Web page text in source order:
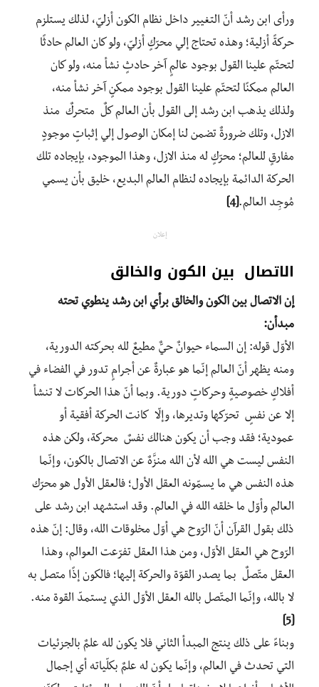
ورأى ابن رشد أنّ التغيير داخل نظام الكون أزليّ، لذلك يستلزم
حركةً أزلية؛ وهذه تحتاج إلي محرّكٍ أزليّ، ولو كان العالم حادثًا
لتحتّم علينا القول بوجود عالمٍ آخر حادثٍ نشأ منه، ولو كان
العالم ممكنًا لتحتّم علينا القول بوجود ممكنٍ آخر نشأ منه،
ولذلك يذهب ابن رشد إلى القول بأن العالم كلٌ متحركٌ منذ
الازل، وتلك ضرورةٌ تضمن لنا إمكان الوصول إلي إثباتٍ موجودٍ
مفارقٍ للعالم؛ محرّكٍ له منذ الازل، وهذا الموجود، بإيجاده تلك
الحركة الدائمة بإيجاده لنظام العالم البديع، خليق بأن يسمي
مُوجِد العالم.[4]
إعلان
الاتصال بين الكون والخالق
إن الاتصال بين الكون والخالق برأي ابن رشد ينطوي تحته
مبدأن:
الأوّل قوله: إن السماء حيوانٌ حيٌّ مطيعٌ لله بحركته الدورية،
ومنه يظهر أنّ العالم إنّما هو عبارةٌ عن أجرامٍ تدور في الفضاء في
أفلاكٍ خصوصيةٍ وحركاتٍ دورية. وبما أنّ هذا الحركات لا تنشأ
إلا عن نفسٍ تحرّكها وتديرها، وإلّا كانت الحركة أفقية أو
عمودية؛ فقد وجب أن يكون هنالك نفسٌ محركة، ولكن هذه
النفس ليست هي الله لأن الله منزَّهٌ عن الاتصال بالكون، وإنّما
هذه النفس هي ما يسمّونه العقل الأول؛ فالعقل الأول هو محرّك
العالم وأوّل ما خلقه الله في العالم. وقد استشهد ابن رشد على
ذلك بقول القرآن أنّ الرّوح هي أوّل مخلوقات الله، وقال: إنّ هذه
الرّوح هي العقل الأوّل، ومن هذا العقل تفرّعت العوالم، وهذا
العقل متّصلٌ بما يصدر القوّة والحركة إليها؛ فالكون إذًا متصل به
لا بالله، وإنّما المتّصل بالله العقل الأوّل الذي يستمدّ القوة منه.
[5]
وبناءً على ذلك ينتج المبدأ الثاني فلا يكون لله علمٌ بالجزئيات
التي تحدث في العالم، وإنّما يكون له علمٌ بكلّياته أي إجمال